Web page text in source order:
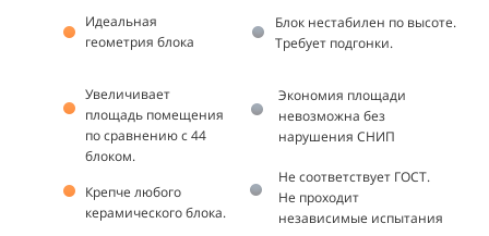
Блок нестабилен по высоте.
Требует подгонки.
Экономия площади
невозможна без
нарушения СНИП
Не соответствует ГОСТ.
Не проходит
независимые испытания
Идеальная
геометрия блока
Увеличивает
площадь помещения
по сравнению с 44
блоком.
Крепче любого
керамического блока.